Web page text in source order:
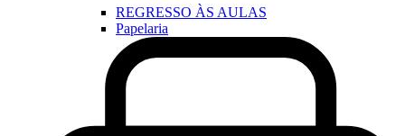
REGRESSO ÀS AULAS
Papelaria